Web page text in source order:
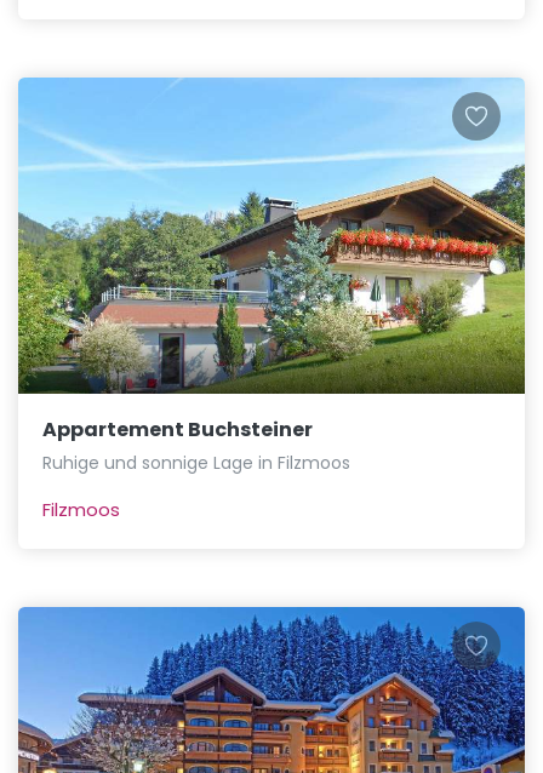
Appartement Buchsteiner
Ruhige und sonnige Lage in Filzmoos
Filzmoos